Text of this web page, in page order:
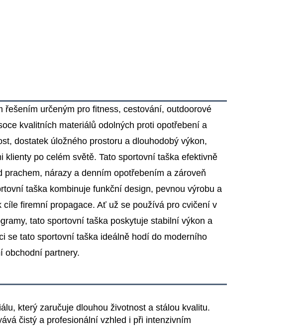
určeným pro fitness, cestování, outdoorové
kvalitních materiálů odolných proti opotřebení a
dostatek úložného prostoru a dlouhodobý výkon,
po celém světě. Tato sportovní taška efektivně
nárazy a denním opotřebením a zároveň
taška kombinuje funkční design, pevnou výrobu a
firemní propagace. Ať už se používá pro cvičení v
tato sportovní taška poskytuje stabilní výkon a
se tato sportovní taška ideálně hodí do moderního
obchodní partnery.
který zaručuje dlouhou životnost a stálou kvalitu.
čistý a profesionální vzhled i při intenzivním